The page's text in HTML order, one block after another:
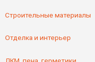
Строительные материалы
Отделка и интерьер